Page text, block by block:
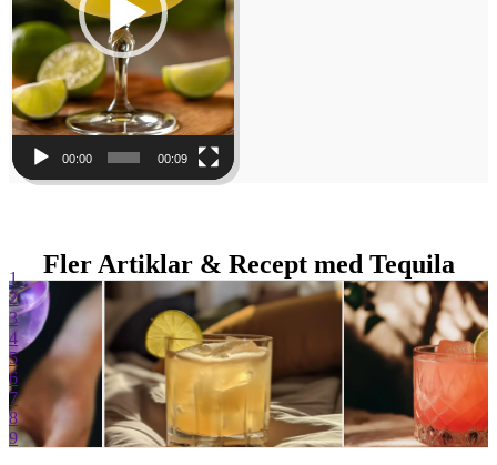
00:00 00:09
Fler Artiklar & Recept med Tequila
1
2
3
4
5
6
7
8
9